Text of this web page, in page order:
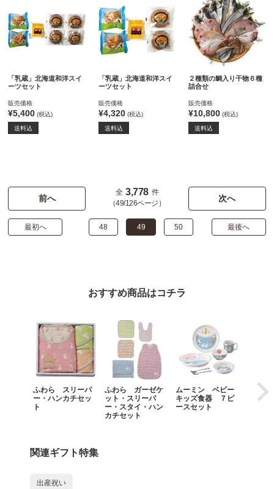
「乳蔵」北海道和洋スイ
ーツセット
販売価格
¥5,400 (税込)
送料込
「乳蔵」北海道和洋スイ
ーツセット
販売価格
¥4,320(税込)
送料込
２種類の鯛入り干物６種
詰合せ
販売価格
¥10,800 (税込)
送料込
前へ 次へ
全 3,778 件
（49/126ページ）
最初へ 48 49 50 最後へ
おすすめ商品はコチラ
ふわら スリーパ
ー・ハンカチセッ
ト
ふわら ガーゼケ
ット・スリーパ
ー・スタイ・ハン
カチセット
ムーミン ベビー
キッズ食器 ７ピ
ースセット
ミキ
ブルウ
関連ギフト特集
出産祝い